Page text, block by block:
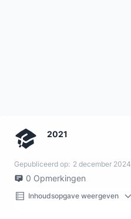
2021
Gepubliceerd op: 2 december 2024
0 Opmerkingen
Inhoudsopgave weergeven